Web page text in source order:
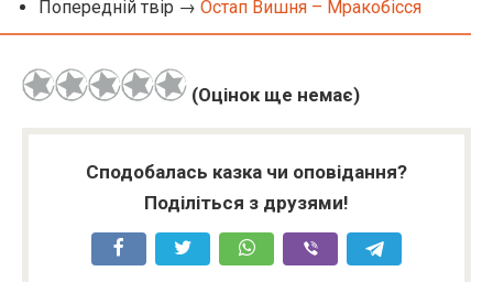
Попередній твір → Остап Вишня – Мракобісся
(Оцінок ще немає)
Сподобалась казка чи оповідання?
Поділіться з друзями!